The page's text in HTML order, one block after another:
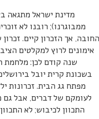
מדינת ישראל מתגאה
החובה, אך הזכרון קיים.
אימונים לרוץ למקלטים
שנה קודם לכן: מלחמת
בשכונת קרית יובל
מפתח גג הבית. זכרונות
לעומקם של דברים, אבל גם
התכוון לכיבוש; לא